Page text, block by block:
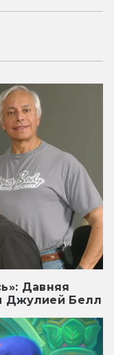
Давняя
Джулией Белл